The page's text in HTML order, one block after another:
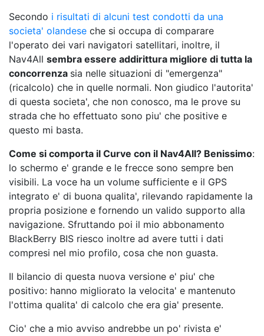
Secondo i risultati di alcuni test condotti da una
societa' olandese che si occupa di comparare
l'operato dei vari navigatori satellitari, inoltre, il
Nav4All sembra essere addirittura migliore di tutta la
concorrenza sia nelle situazioni di "emergenza"
(ricalcolo) che in quelle normali. Non giudico l'autorita'
di questa societa', che non conosco, ma le prove su
strada che ho effettuato sono piu' che positive e
questo mi basta.
Come si comporta il Curve con il Nav4All? Benissimo:
lo schermo e' grande e le frecce sono sempre ben
visibili. La voce ha un volume sufficiente e il GPS
integrato e' di buona qualita', rilevando rapidamente la
propria posizione e fornendo un valido supporto alla
navigazione. Sfruttando poi il mio abbonamento
BlackBerry BIS riesco inoltre ad avere tutti i dati
compresi nel mio profilo, cosa che non guasta.
Il bilancio di questa nuova versione e' piu' che
positivo: hanno migliorato la velocita' e mantenuto
l'ottima qualita' di calcolo che era gia' presente.
Cio' che a mio avviso andrebbe un po' rivista e'